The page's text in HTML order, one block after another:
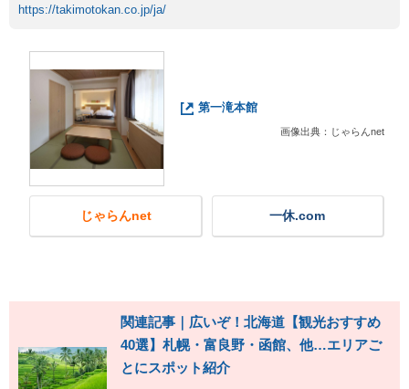
https://takimotokan.co.jp/ja/
第一滝本館
画像出典：じゃらんnet
一休.com
じゃらんnet
関連記事｜広いぞ！北海道【観光おすすめ
40選】札幌・富良野・函館、他…エリアご
とにスポット紹介